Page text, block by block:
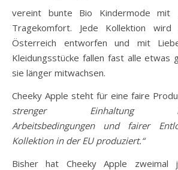
vereint bunte Bio Kindermode mit
Tragekomfort. Jede Kollektion
Österreich entworfen und mit
Kleidungsstücke fallen fast alle etwas
sie länger mitwachsen.
Cheeky Apple steht für eine faire
strenger Einhaltung
Arbeitsbedingungen und fairer
Kollektion in der EU produziert.“
Bisher hat Cheeky Apple zweimal